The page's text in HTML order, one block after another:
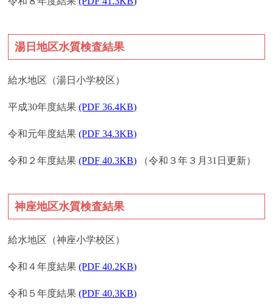
湯日地区水質検査結果
給水地区（湯日小学校区）
平成30年度結果(PDF 36.4KB)
令和元年度結果(PDF 34.3KB)
令和２年度結果(PDF 40.3KB) （令和３年３月31日更新）
神座地区水質検査結果
給水地区（神座小学校区）
令和４年度結果(PDF 40.2KB)
令和５年度結果(PDF 40.3KB)